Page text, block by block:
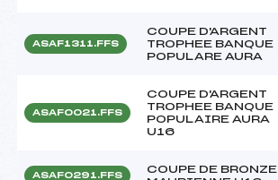
ASAF1311.FFS
COUPE D'ARGENT
TROPHEE BANQUE
POPULARE AURA
ASAF0021.FFS
COUPE D'ARGENT
TROPHEE BANQUE
POPULAIRE AURA
U16
ASAF0291.FFS
COUPE DE BRONZE